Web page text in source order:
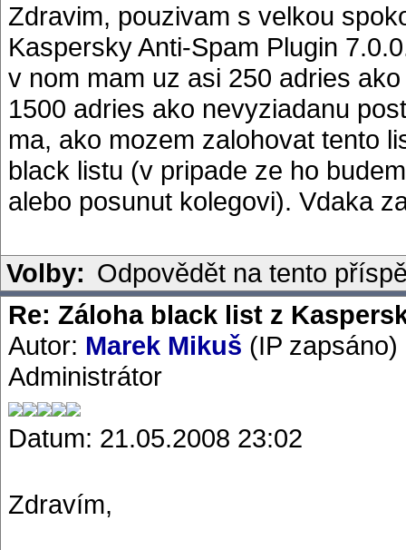
Zdravim, pouzivam s velkou
Kaspersky Anti-Spam Plugin
v nom mam uz asi 250 adries
1500 adries ako nevyziadanu
ma, ako mozem zalohovat tento
black listu (v pripade ze ho
alebo posunut kolegovi). Vdaka
Volby: Odpovědět na tento
Re: Záloha black list z
Autor: Marek Mikuš (IP zapsáno)
Administrátor
Datum: 21.05.2008 23:02
Zdravím,